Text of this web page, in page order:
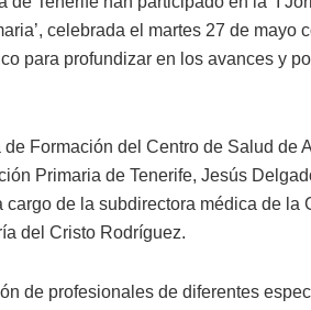
celebrada el martes 27 de mayo
para profundizar en los avances y
Formación del Centro de Salud de
Primaria de Tenerife, Jesús
de la subdirectora médica de la
del Cristo Rodríguez.
de profesionales de diferentes